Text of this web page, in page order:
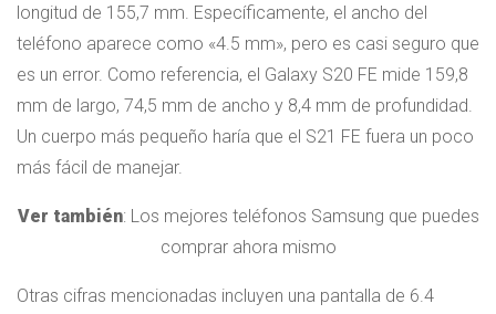
longitud de 155,7 mm. Específicamente, el ancho del
teléfono aparece como «4.5 mm», pero es casi seguro que
es un error. Como referencia, el Galaxy S20 FE mide 159,8
mm de largo, 74,5 mm de ancho y 8,4 mm de profundidad.
Un cuerpo más pequeño haría que el S21 FE fuera un poco
más fácil de manejar.
Ver también: Los mejores teléfonos Samsung que puedes
comprar ahora mismo
Otras cifras mencionadas incluyen una pantalla de 6.4